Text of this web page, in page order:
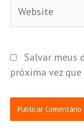
Salvar meus
próxima vez